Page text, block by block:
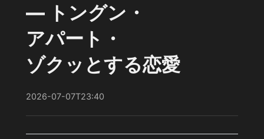
— トングン・
アパート・
ゾクッとする恋愛
2026-07-07T23:40